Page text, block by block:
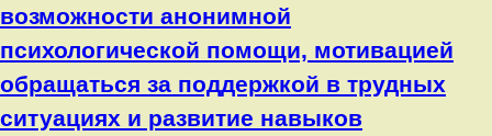
в
группе
N6
«Дружные
было
возможности анонимной
психологической помощи, мотивацией
обращаться за поддержкой в трудных
ситуациях и развитие навыков